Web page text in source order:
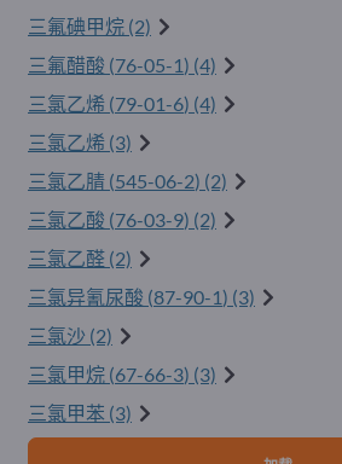
三氟碘甲烷 (2)
三氟醋酸 (76-05-1) (4)
三氯乙烯 (79-01-6) (4)
三氯乙烯 (3)
三氯乙腈 (545-06-2) (2)
三氯乙酸 (76-03-9) (2)
三氯乙醛 (2)
三氯异氰尿酸 (87-90-1) (3)
三氯沙 (2)
三氯甲烷 (67-66-3) (3)
三氯甲苯 (3)